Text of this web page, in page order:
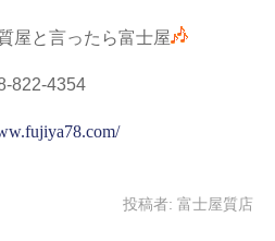
屋と言ったら富士屋
822-4354
投稿者: 富士屋質店